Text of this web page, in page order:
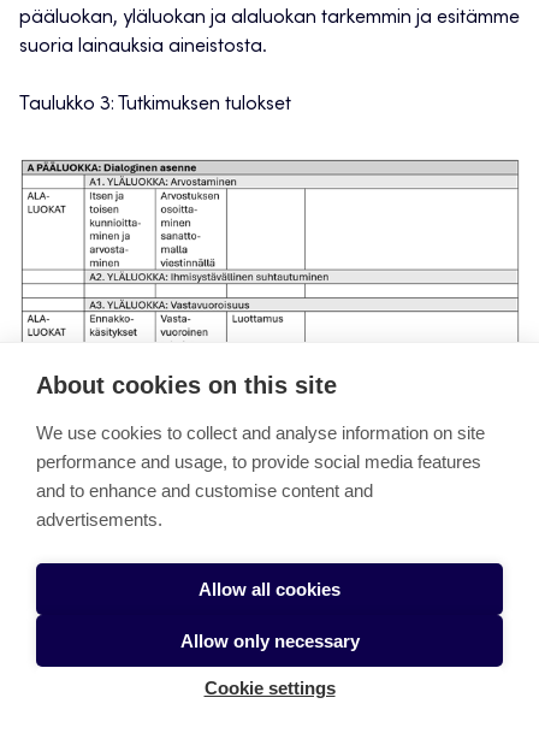
pääluokan, yläluokan ja alaluokan tarkemmin ja esitämme
suoria lainauksia aineistosta.
Taulukko 3: Tutkimuksen tulokset
Dialoginen asenne
About cookies on this site
We use cookies to collect and analyse information on site
performance and usage, to provide social media features
and to enhance and customise content and
advertisements.
Allow all cookies
Allow only necessary
Cookie settings